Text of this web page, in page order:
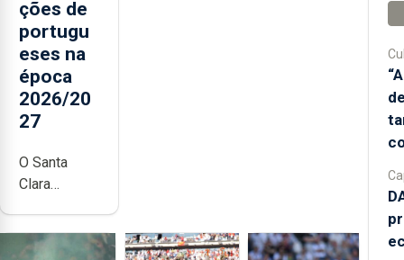
ções de
portugu
eses na
época
2026/20
27
O Santa
Clara
das épocas